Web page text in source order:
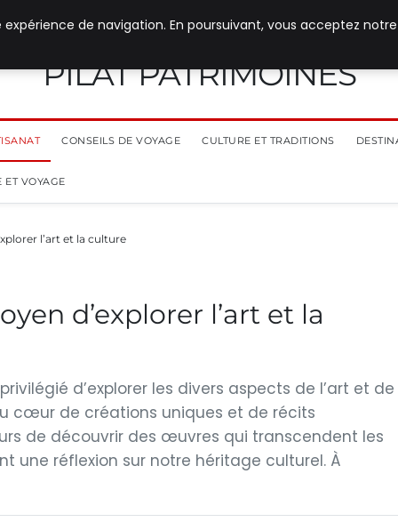
PILAT PATRIMOINES
CONSEILS DE VOYAGE CULTURE ET TRADITIONS
ET VOYAGE
l’art et la culture
d’explorer l’art et la
d’explorer les divers aspects de l’art et de
cœur de créations uniques et de récits
de découvrir des œuvres qui transcendent les
une réflexion sur notre héritage culturel. À
de navigation. En poursuivant, vous acceptez